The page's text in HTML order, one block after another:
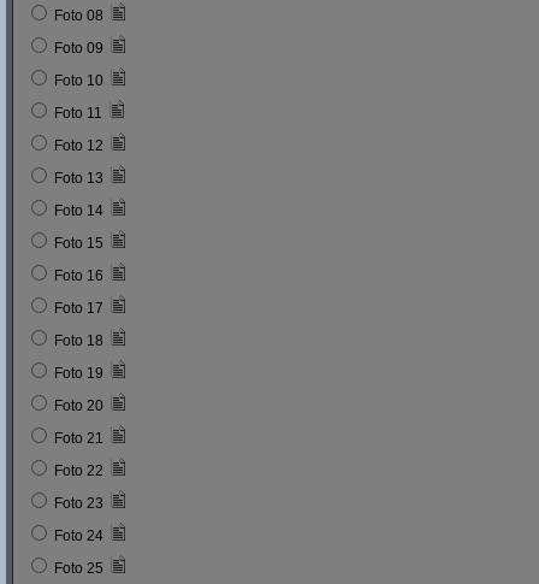
Foto 08
Foto 09
Foto 10
Foto 11
Foto 12
Foto 13
Foto 14
Foto 15
Foto 16
Foto 17
Foto 18
Foto 19
Foto 20
Foto 21
Foto 22
Foto 23
Foto 24
Foto 25